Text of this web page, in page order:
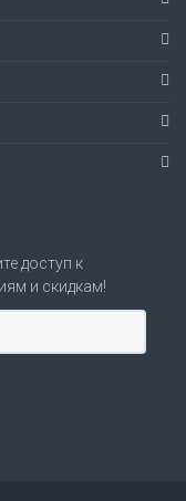
доступ к
и скидкам!